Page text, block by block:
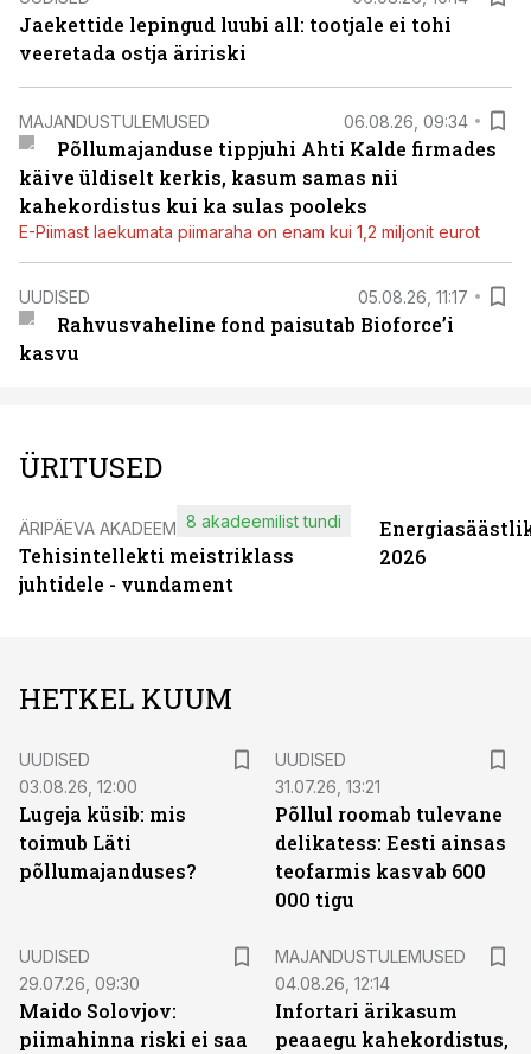
Jaekettide lepingud luubi all: tootjale ei tohi
veeretada ostja äririski
MAJANDUSTULEMUSED 06.08.26, 09:34
Põllumajanduse tippjuhi Ahti Kalde firmades
käive üldiselt kerkis, kasum samas nii
kahekordistus kui ka sulas pooleks
E-Piimast laekumata piimaraha on enam kui 1,2 miljonit eurot
UUDISED 05.08.26, 11:17
Rahvusvaheline fond paisutab Bioforce’i
kasvu
ÜRITUSED
ÄRIPÄEVA AKADEEMIA
Tehisintellekti meistriklass
juhtidele - vundament
8 akadeemilist tundi
2026
HETKEL KUUM
UUDISED
03.08.26, 12:00
Lugeja küsib: mis
toimub Läti
põllumajanduses?
UUDISED
31.07.26, 13:21
Põllul roomab tulevane
delikatess: Eesti ainsas
teofarmis kasvab 600
000 tigu
UUDISED
29.07.26, 09:30
Maido Solovjov:
piimahinna riski ei saa
MAJANDUSTULEMUSED
04.08.26, 12:14
Infortari ärikasum
peaaegu kahekordistus,